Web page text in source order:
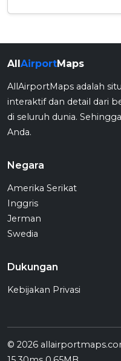
AllAirportMaps
AllAirportMaps adalah
interaktif dan detail dari
di seluruh dunia.
Anda.
Negara
Amerika Serikat
Inggris
Jerman
Swedia
Dukungan
Kebijakan Privasi
© 2026